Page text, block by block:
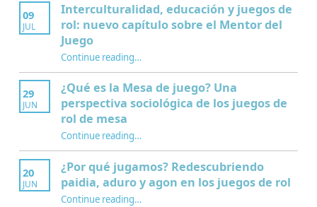
09
JUL
Interculturalidad, educación y juegos de
rol: nuevo capítulo sobre el Mentor del
Juego
Continue reading“Interculturalidad, educación y juegos de rol: nuevo capítulo sobre el Mentor del Juego”
…
29
JUN
¿Qué es la Mesa de juego? Una
perspectiva sociológica de los juegos de
rol de mesa
Continue reading“¿Qué es la Mesa de juego? Una perspectiva sociológica de los juegos de rol de mesa”
…
20
JUN
¿Por qué jugamos? Redescubriendo
paidia, aduro y agon en los juegos de rol
Continue reading“¿Por qué jugamos? Redescubriendo paidia, aduro y agon en los juegos de rol”
…